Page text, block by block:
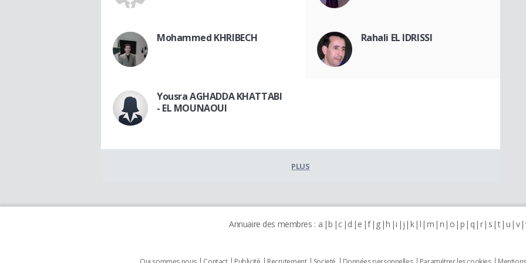
Mohammed KHRIBECH Rahali EL IDRISSI
Yousra AGHADDA KHATTABI
- EL MOUNAOUI
PLUS
Annuaire des membres : a b c d e f g h i j k l m n o p q r s t u v